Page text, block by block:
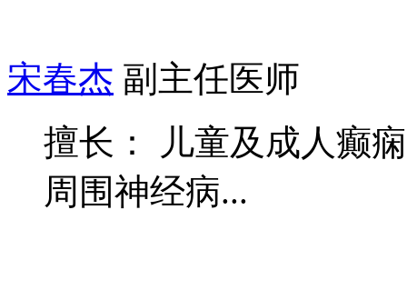
宋春杰 副主任医师
擅长： 儿童及成人癫
周围神经病...